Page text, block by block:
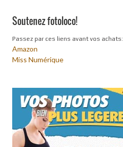
Soutenez fotoloco!
Passez par ces liens avant vos achats:
Amazon
Miss Numérique